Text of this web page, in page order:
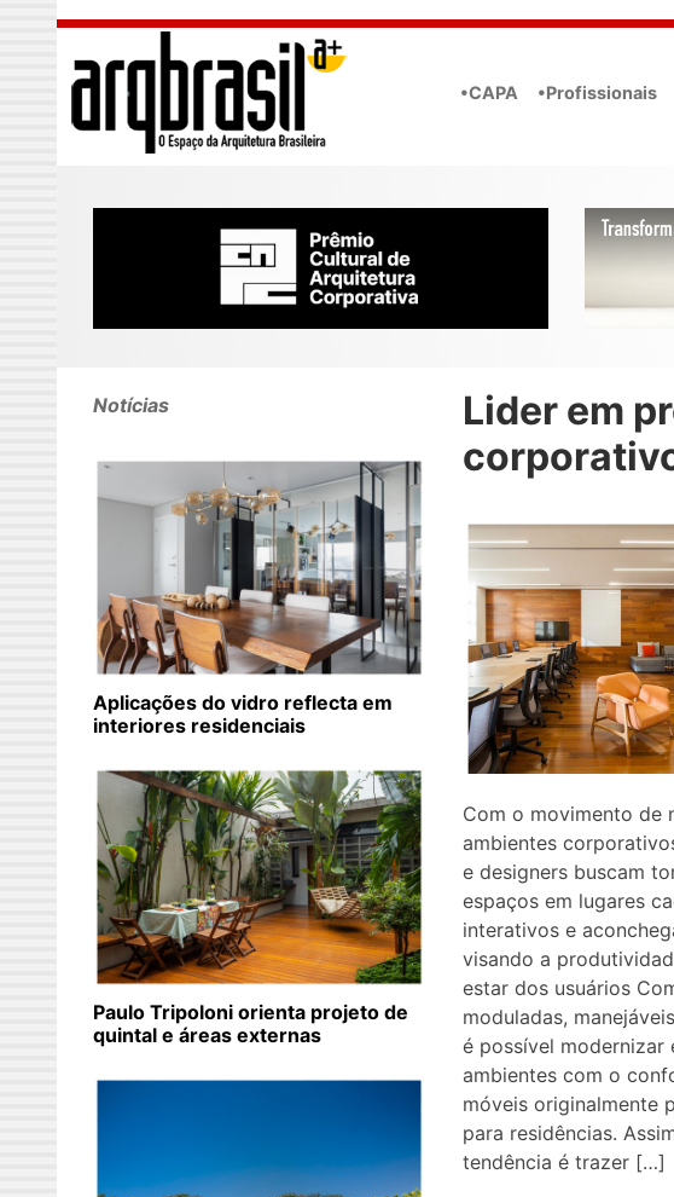
Skip to main content
•CAPA •Profissionais
Lider em
Com o movimento de
ambientes
e designers buscam
espaços em lugares
interativos e
visando a
estar dos usuários
moduladas,
é possível modernizar
ambientes com o
móveis originalmente
para residências.
tendência é trazer […]
Notícias
Aplicações do vidro reflecta em
interiores residenciais
Paulo Tripoloni orienta projeto de
quintal e áreas externas